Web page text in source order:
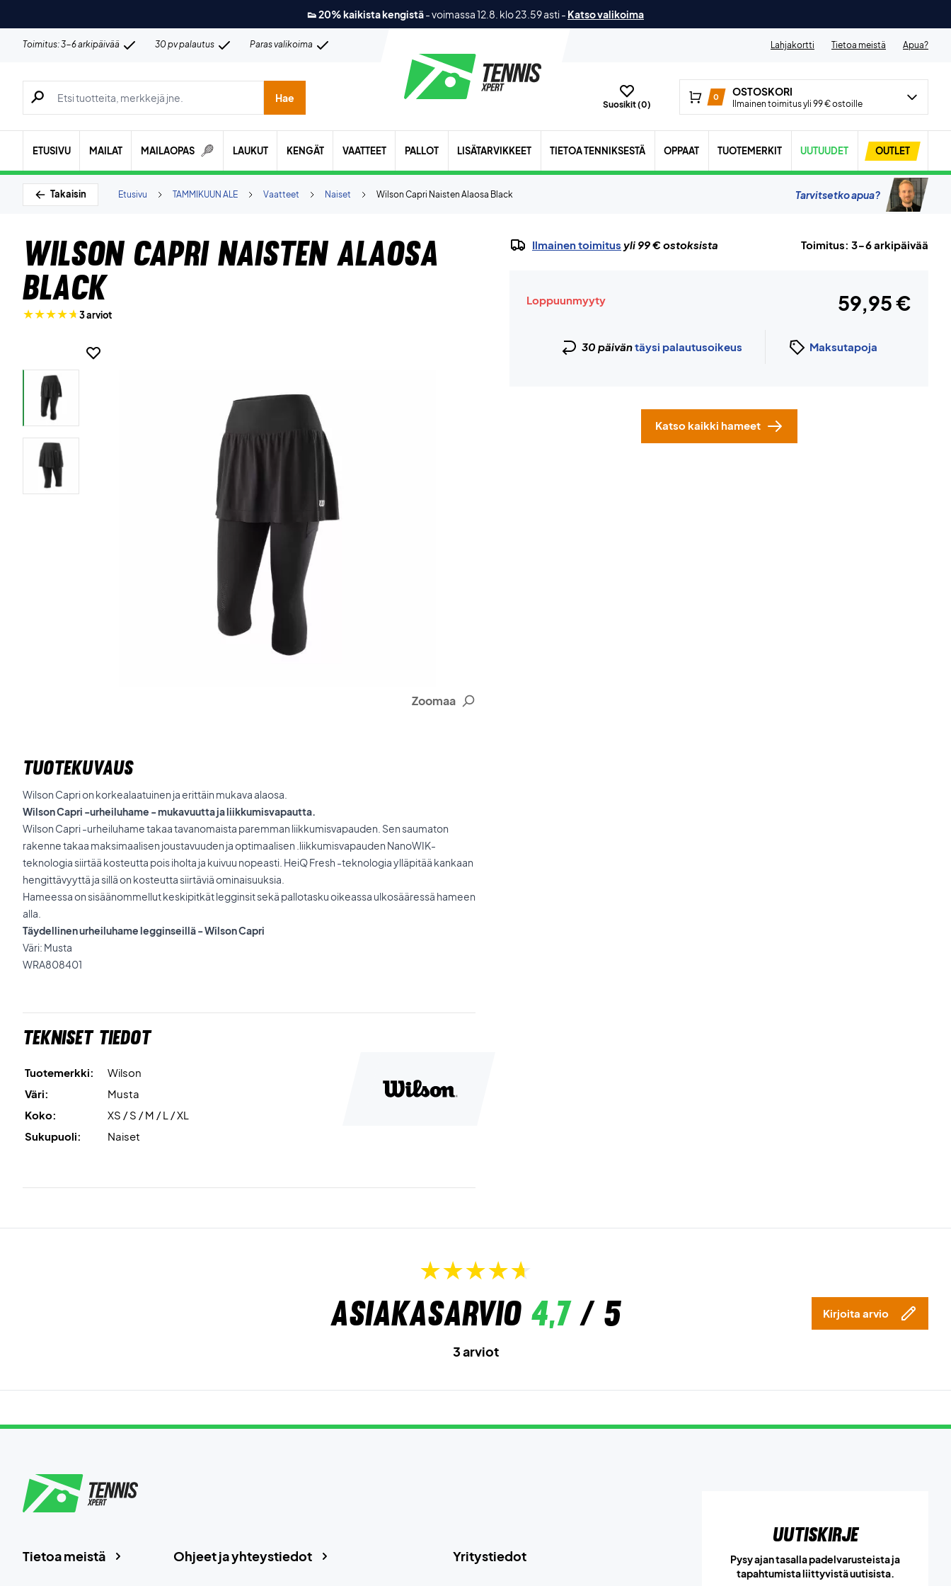
👟 20% kaikista kengistä-voimassa 12.8. klo 23.59 asti- Katso valikoima
Toimitus: 3-6 arkipäivää 30 pv palautus Paras valikoima Lahjakortti Tietoa meistä Apua?
Hae tuotteita, merkkejä jne.
Hae
Suosikit (0)
0 OSTOSKORI
Ilmainen toimitus yli 99 € ostoille
ETUSIVU MAILAT MAILAOPAS LAUKUT KENGÄT VAATTEET PALLOT LISÄTARVIKKEET TIETOA TENNIKSESTÄ OPPAAT TUOTEMERKIT UUTUUDET OUTLET
Takaisin Wilson Capri Naisten Alaosa Black
Naiset
Vaatteet
TAMMIKUUN ALE
Etusivu Tarvitsetko apua?
Wilson Capri Naisten Alaosa
Black
3 arviot
Zoomaa
TUOTEKUVAUS
Wilson Capri on korkealaatuinen ja erittäin mukava alaosa.
Wilson Capri -urheiluhame - mukavuutta ja liikkumisvapautta.
Wilson Capri -urheiluhame takaa tavanomaista paremman liikkumisvapauden. Sen saumaton
rakenne takaa maksimaalisen joustavuuden ja optimaalisen .liikkumisvapauden NanoWIK-
teknologia siirtää kosteutta pois iholta ja kuivuu nopeasti. HeiQ Fresh -teknologia ylläpitää kankaan
hengittävyyttä ja sillä on kosteutta siirtäviä ominaisuuksia.
Hameessa on sisäänommellut keskipitkät legginsit sekä pallotasku oikeassa ulkosääressä hameen
alla.
Täydellinen urheiluhame legginseillä - Wilson Capri
Väri: Musta
WRA808401
Tekniset tiedot
Tuotemerkki:
Wilson
Väri:
Musta
Koko:
XS / S / M / L / XL
Sukupuoli:
Naiset
Ilmainen toimitus yli 99 € ostoksista Toimitus: 3-6 arkipäivää
Loppuunmyyty 59,95 €
30 päiväntäysi palautusoikeus Maksutapoja
Katso kaikki hameet
Asiakasarvio 4,7/ 5 Kirjoita arvio
3 arviot
Yritystiedot
Ohjeet ja yhteystiedot
Tietoa meistä
Uutiskirje
Pysy ajan tasalla padelvarusteista ja
tapahtumista liittyvistä uutisista.